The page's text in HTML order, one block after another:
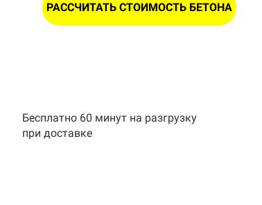
РАССЧИТАТЬ СТОИМОСТЬ БЕТОНА
Бесплатно 60 минут на разгрузку
при доставке